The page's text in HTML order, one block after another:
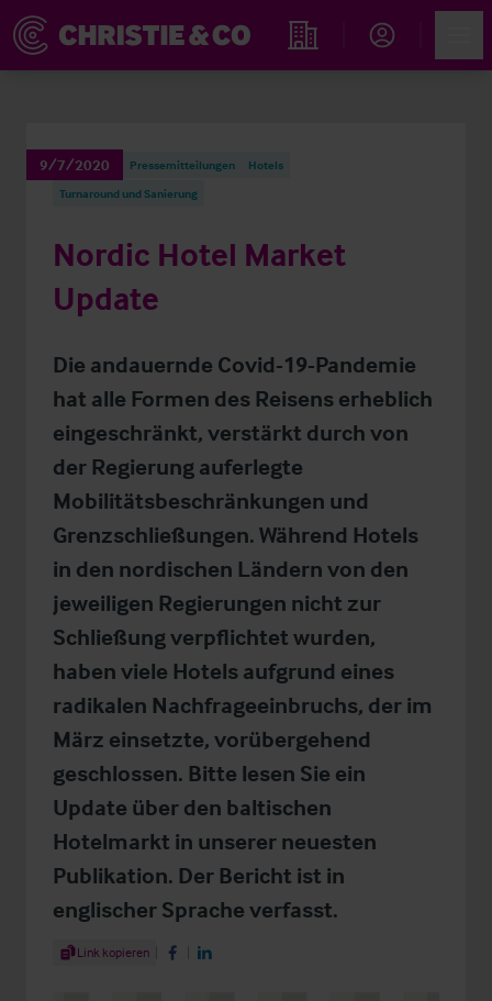
Immobiliensuche
9/7/2020 Pressemitteilungen
Hotels
Turnaround und Sanierung
Nordic Hotel Market
Update
Die andauernde Covid-19-Pandemie
hat alle Formen des Reisens erheblich
eingeschränkt, verstärkt durch von
der Regierung auferlegte
Mobilitätsbeschränkungen und
Grenzschließungen. Während Hotels
in den nordischen Ländern von den
jeweiligen Regierungen nicht zur
Schließung verpflichtet wurden,
haben viele Hotels aufgrund eines
radikalen Nachfrageeinbruchs, der im
März einsetzte, vorübergehend
geschlossen. Bitte lesen Sie ein
Update über den baltischen
Hotelmarkt in unserer neuesten
Publikation. Der Bericht ist in
englischer Sprache verfasst.
Share Article
Link kopieren Share on Facebook
Share on LinkedIn